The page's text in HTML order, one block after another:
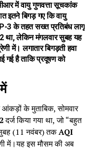
में वायु गुणवत्ता सूचकांक
इतने बिगड़ गए कि वायु
3के तहत सख्त प्रतिबंध लागू
था, लेकिन मंगलवार सुबह यह
में। लगातार बिगड़ती हवा
गई है ताकि प्रदूषण को
के मुताबिक, सोमवार
दर्ज किया गया था, जो “बहुत
(11 नवंबर) तकAQI
में।यह इस मौसम की अब